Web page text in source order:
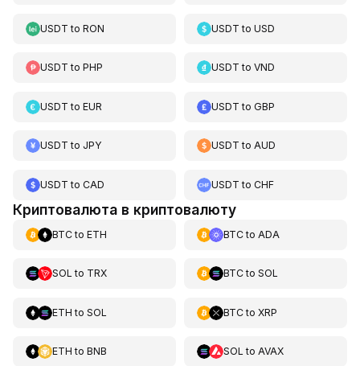
USDT to RON USDT toUSD
USDT to PHP USDT toVND
USDT to EUR USDT toGBP
USDT to JPY USDT toAUD
USDT to CAD USDT toCHF
Криптовалюта в криптовалюту
BTCto ETH BTCto ADA
SOL to TRX BTCto SOL
ETH to SOL BTCto XRP
ETH to BNB SOL to AVAX